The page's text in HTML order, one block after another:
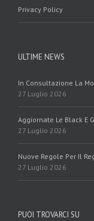
Privacy Policy
ULTIME NEWS
In Consultazione La
27 Luglio 2026
Aggiornate Le Black E
27 Luglio 2026
Nuove Regole Per Il
27 Luglio 2026
PUOI TROVARCI SU